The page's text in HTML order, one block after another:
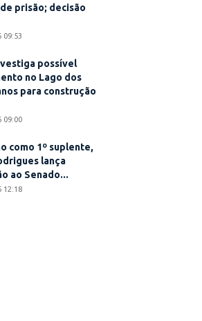
prisão; decisão
09:53
possível
no Lago dos
para construção
09:00
como 1º suplente,
lança
ao Senado...
12:18